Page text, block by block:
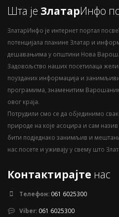
Шта је ЗлатарИнфо
ЗлатарИнфо је интернет портал
потенцијала планине Златар и
дешавањима у општини Нова Варош.
Задовољство наших посетилаца
поузданих информација и
програмима, знаменитим
овог краја.
Потрудили смо се да објединимо
природе на које асоцира и сам
бити подједнако занимљив и
нас посете и уживају у свему што
Контактирајте нас
Телефон: 061 6025300
Viber: 061 6025300